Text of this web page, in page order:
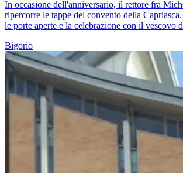
In occasione dell'anniversario, il rettore fra
ripercorre le tappe del convento della
le porte aperte e la celebrazione con il vescovo
Bigorio